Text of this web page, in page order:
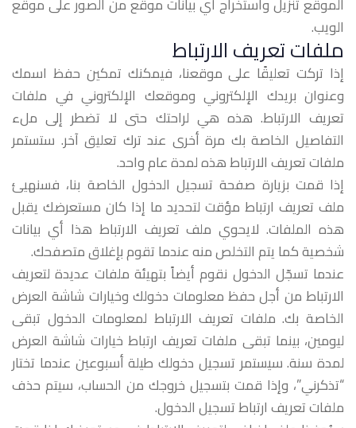
الويب.
ملفات تعريف الارتباط
إذا تركت تعليقًا على موقعنا، فيمكنك تمكين حفظ اسمك
وعنوان بريدك الإلكتروني وموقعك الإلكتروني في ملفات
تعريف الارتباط. هذه هي لراحتك حتى لا تضطر إلى ملء
التفاصيل الخاصة بك مرة أخرى عند ترك تعليق آخر. ستستمر
ملفات تعريف الارتباط هذه لمدة عام واحد.
إذا قمت بزيارة صفحة تسجيل الدخول الخاصة بنا، فسنهيئ
ملف تعريف ارتباط مؤقت لتحديد ما إذا كان مستعرضك يقبل
هذه الملفات. لايحوي ملف تعريف الارتباط هذا أي بيانات
شخصية كما يتم التخلص منه عندما تقوم بإغلاق متصفحك.
عندما تسجّل الدخول نقوم أيضاً بتهيئة ملفات عديدة لتعريف
الارتباط من أجل حفظ معلومات دخولك وخيارات شاشة العرض
الخاصة بك. ملفات تعريف الارتباط لمعلومات الدخول تبقى
ليومين، بينما تبقى ملفات تعريف ارتباط خيارات شاشة العرض
لمدة سنة. سيستمر تسجيل دخولك طيلة أسبوعين عندما تختار
“تذكرني”، وإذا قمت بتسجيل خروجك من الحساب، سيتم حذف
ملفات تعريف ارتباط تسجيل الدخول.